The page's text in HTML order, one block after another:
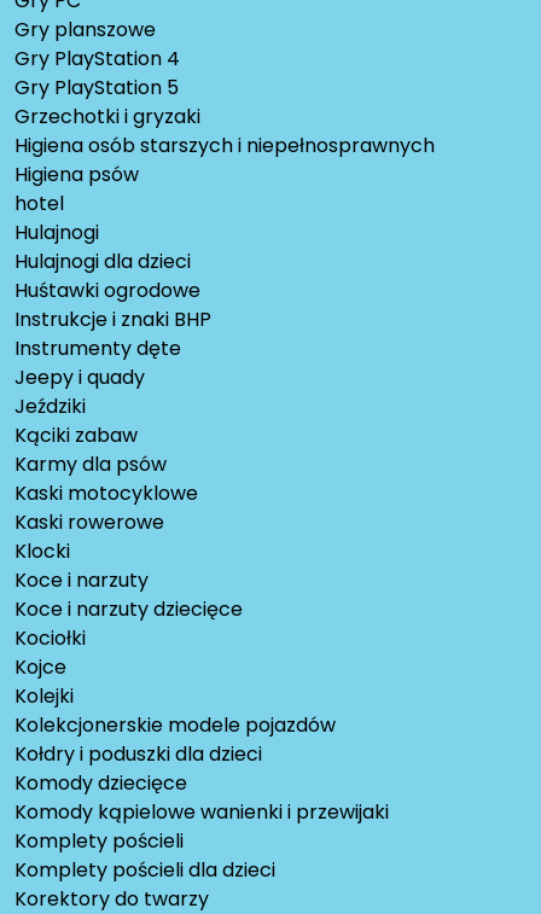
Gry planszowe
Gry PlayStation 4
Gry PlayStation 5
Grzechotki i gryzaki
Higiena osób starszych i niepełnosprawnych
Higiena psów
hotel
Hulajnogi
Hulajnogi dla dzieci
Huśtawki ogrodowe
Instrukcje i znaki BHP
Instrumenty dęte
Jeepy i quady
Jeździki
Kąciki zabaw
Karmy dla psów
Kaski motocyklowe
Kaski rowerowe
Klocki
Koce i narzuty
Koce i narzuty dziecięce
Kociołki
Kojce
Kolejki
Kolekcjonerskie modele pojazdów
Kołdry i poduszki dla dzieci
Komody dziecięce
Komody kąpielowe wanienki i przewijaki
Komplety pościeli
Komplety pościeli dla dzieci
Korektory do twarzy